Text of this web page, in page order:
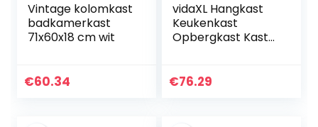
Vintage kolomkast
badkamerkast
71x60x18 cm wit
€60.34
vidaXL Hangkast
Keukenkast
Opbergkast Kast
Hangkasten Kastje
€76.29